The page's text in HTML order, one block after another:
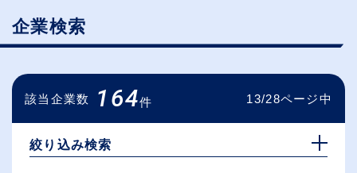
企業検索
該当企業数 164件 13/28ページ中
絞り込み検索